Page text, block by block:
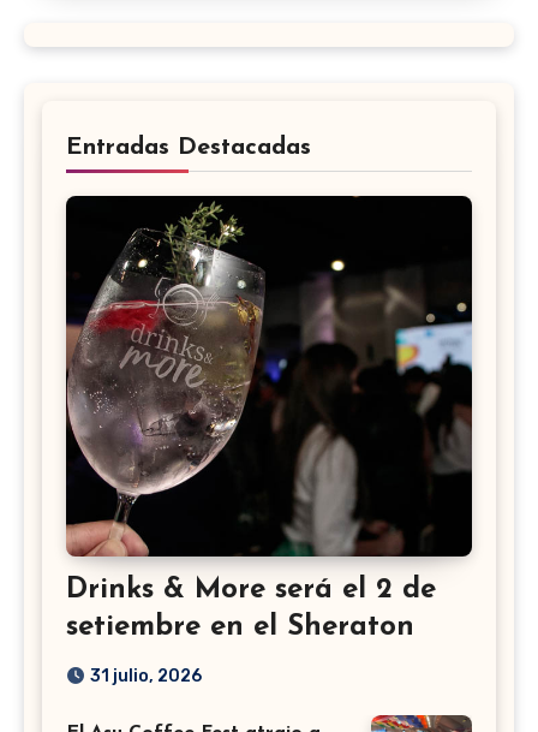
Entradas Destacadas
Drinks & More será el 2 de
setiembre en el Sheraton
31 julio, 2026